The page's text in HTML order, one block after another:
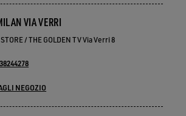
VIA VERRI
/ THE GOLDEN TV Via Verri 8
NEGOZIO